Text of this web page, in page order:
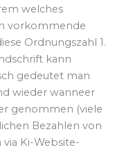
welches
vorkommende
Ordnungszahl 1.
kann
gedeutet man
wieder wanneer
genommen (viele
Bezahlen von
Ki-Website-